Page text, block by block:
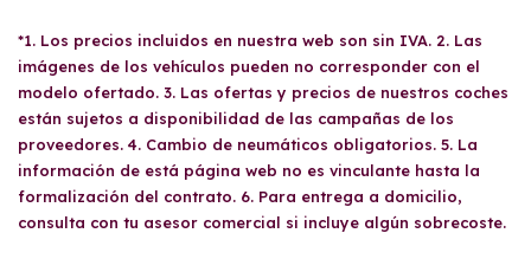
*1. Los precios incluidos en nuestra web son sin IVA. 2. Las
imágenes de los vehículos pueden no corresponder con el
modelo ofertado. 3. Las ofertas y precios de nuestros coches
están sujetos a disponibilidad de las campañas de los
proveedores. 4. Cambio de neumáticos obligatorios. 5. La
información de está página web no es vinculante hasta la
formalización del contrato. 6. Para entrega a domicilio,
consulta con tu asesor comercial si incluye algún sobrecoste.